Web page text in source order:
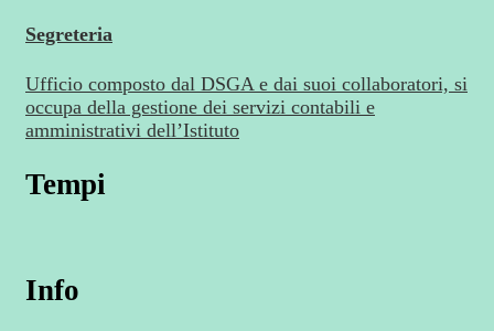
Segreteria
Ufficio composto dal DSGA e dai suoi collaboratori, si
occupa della gestione dei servizi contabili e
amministrativi dell’Istituto
Tempi
Info